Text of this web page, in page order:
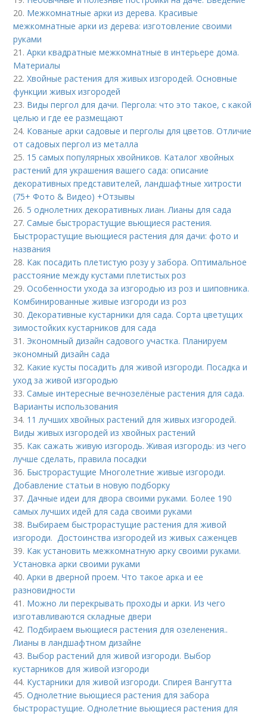
20. Межкомнатные арки из дерева. Красивые
межкомнатные арки из дерева: изготовление своими
руками
21.Арки квадратные межкомнатные в интерьере дома.
Материалы
22.Хвойные растения для живых изгородей. Основные
функции живых изгородей
23. Виды пергол для дачи. Пергола: что это такое, с какой
целью и где ее размещают
24. Кованые арки садовые и перголы для цветов. Отличие
от садовых пергол из металла
25. 15 самых популярных хвойников. Каталог хвойных
растений для украшения вашего сада: описание
декоративных представителей, ландшафтные хитрости
(75+ Фото & Видео) +Отзывы
26. 5 однолетних декоративных лиан. Лианы для сада
27.Самые быстрорастущие вьющиеся растения.
Быстрорастущие вьющиеся растения для дачи: фото и
названия
28. Как посадить плетистую розу у забора. Оптимальное
расстояние между кустами плетистых роз
29.Особенности ухода за изгородью из роз и шиповника.
Комбинированные живые изгороди из роз
30.Декоративные кустарники для сада. Сорта цветущих
зимостойких кустарников для сада
31. Экономный дизайн садового участка. Планируем
экономный дизайн сада
32. Какие кусты посадить для живой изгороди. Посадка и
уход за живой изгородью
33.Самые интересные вечнозелёные растения для сада.
Варианты использования
34. 11 лучших хвойных растений для живых изгородей.
Виды живых изгородей из хвойных растений
35. Как сажать живую изгородь. Живая изгородь: из чего
лучше сделать, правила посадки
36. Быстрорастущие Многолетние живые изгороди.
Добавление статьи в новую подборку
37.Дачные идеи для двора своими руками. Более 190
самых лучших идей для сада своими руками
38. Выбираем быстрорастущие растения для живой
изгороди. Достоинства изгородей из живых саженцев
39. Как установить межкомнатную арку своими руками.
Установка арки своими руками
40.Арки в дверной проем. Что такое арка и ее
разновидности
41. Можно ли перекрывать проходы и арки. Из чего
изготавливаются складные двери
42. Подбираем вьющиеся растения для озеленения..
Лианы в ландшафтном дизайне
43. Выбор растений для живой изгороди. Выбор
кустарников для живой изгороди
44. Кустарники для живой изгороди. Спирея Вангутта
45.Однолетние вьющиеся растения для забора
быстрорастущие. Однолетние вьющиеся растения для